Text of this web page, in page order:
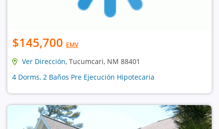
$145,700 EMV
Ver Dirección, Tucumcari, NM 88401
4 Dorms, 2 Baños Pre Ejecución Hipotecaria